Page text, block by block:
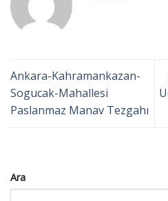
Ankara-Kahramankazan-
Sogucak-Mahallesi
Paslanmaz Manav Tezgahı
Ara